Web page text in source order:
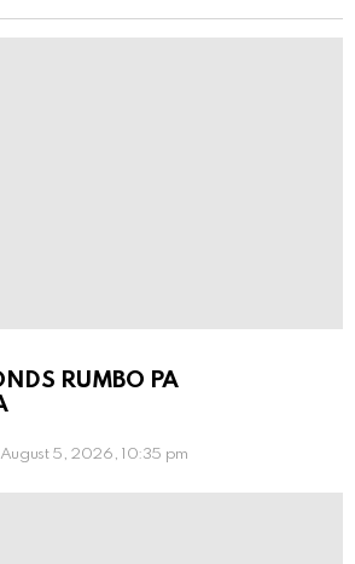
RUMBO PA
August 5, 2026, 10:35 pm